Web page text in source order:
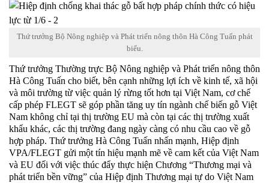
Thứ trưởng Bộ Nông nghiệp và Phát triển nông thôn Hà Công Tuấn phát
biểu.
Thứ trưởng Thường trực Bộ Nông nghiệp và Phát triển nông thôn
Hà Công Tuấn cho biết, bên cạnh những lợi ích về kinh tế, xã hội
và môi trường từ việc quản lý rừng tốt hơn tại Việt Nam, cơ chế
cấp phép FLEGT sẽ góp phần tăng uy tín ngành chế biến gỗ Việt
Nam không chỉ tại thị trường EU mà còn tại các thị trường xuất
khẩu khác, các thị trường đang ngày càng có nhu cầu cao về gỗ
hợp pháp. Thứ trưởng Hà Công Tuấn nhấn mạnh, Hiệp định
VPA/FLEGT gửi một tín hiệu mạnh mẽ về cam kết của Việt Nam
và EU đối với việc thúc đẩy thực hiện Chương “Thương mại và
phát triển bền vững” của Hiệp định Thương mại tự do Việt Nam